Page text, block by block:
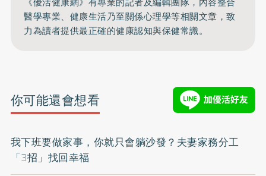
醫學專業、健康生活乃至關係心理學等相關文章，致
力為讀者提供最正確的健康認知與保健常識。
你可能還會想看
我下班要做家事，你就只會躺沙發？夫妻家務分工
「3招」找回幸福